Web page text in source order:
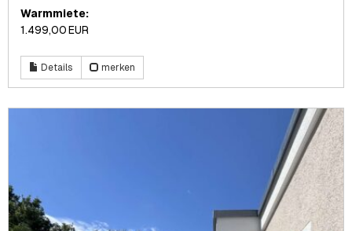
Warmmiete:
1.499,00 EUR
Details merken